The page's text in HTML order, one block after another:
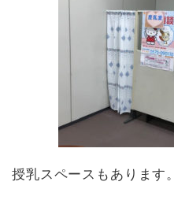
授乳スペースもあります。